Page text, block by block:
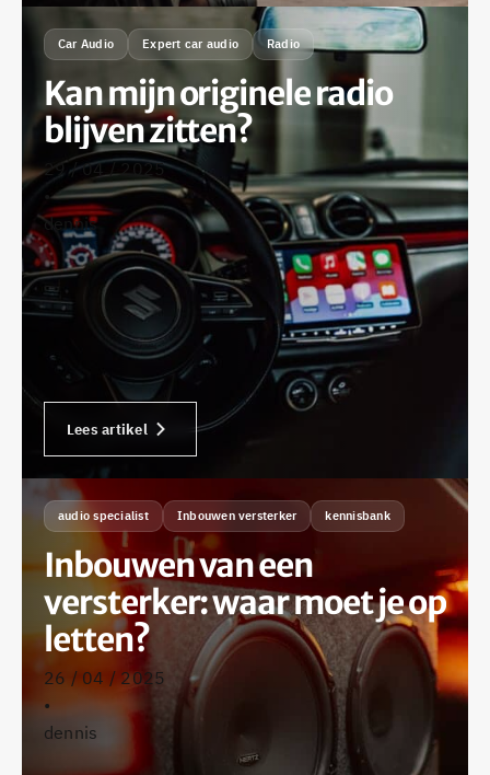
Car Audio Expert car audio Radio
Kan mijn originele radio
blijven zitten?
29 / 04 / 2025
•
dennis
Lees artikel
audio specialist Inbouwen versterker kennisbank
Inbouwen van een
versterker: waar moet je op
letten?
26 / 04 / 2025
•
dennis